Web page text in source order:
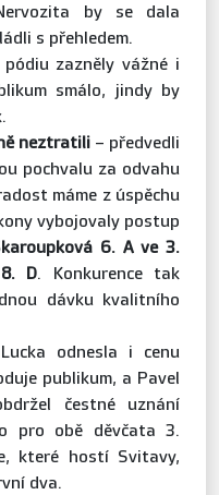
by se dala
s přehledem.
zazněly vážné i
smálo, jindy by
neztratili – předvedli
pochvalu za odvahu
máme z úspěchu
vybojovaly postup
6. A ve 3.
D. Konkurence tak
dávku kvalitního
odnesla i cenu
publikum, a Pavel
čestné uznání
pro obě děvčata 3.
které hostí Svitavy,
dva.